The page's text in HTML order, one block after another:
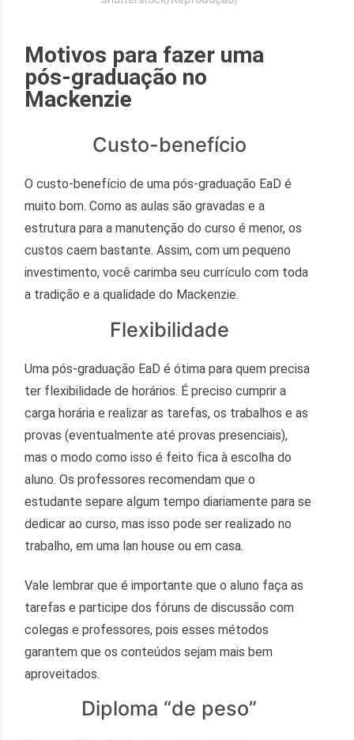
Motivos para fazer uma
pós-graduação no
Mackenzie
Custo-benefício
O custo-benefício de uma pós-graduação EaD é
muito bom. Como as aulas são gravadas e a
estrutura para a manutenção do curso é menor, os
custos caem bastante. Assim, com um pequeno
investimento, você carimba seu currículo com toda
a tradição e a qualidade do Mackenzie.
Flexibilidade
Uma pós-graduação EaD é ótima para quem precisa
ter flexibilidade de horários. É preciso cumprir a
carga horária e realizar as tarefas, os trabalhos e as
provas (eventualmente até provas presenciais),
mas o modo como isso é feito fica à escolha do
aluno. Os professores recomendam que o
estudante separe algum tempo diariamente para se
dedicar ao curso, mas isso pode ser realizado no
trabalho, em uma lan house ou em casa.
Vale lembrar que é importante que o aluno faça as
tarefas e participe dos fóruns de discussão com
colegas e professores, pois esses métodos
garantem que os conteúdos sejam mais bem
aproveitados.
Diploma “de peso”